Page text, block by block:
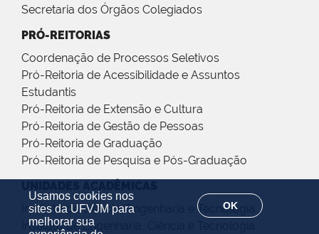
Usamos cookies nos
sites da UFVJM para
melhorar sua
OK
Secretaria dos Órgãos Colegiados
PRÓ-REITORIAS
Coordenação de Processos Seletivos
Pró-Reitoria de Acessibilidade e Assuntos
Estudantis
Pró-Reitoria de Extensão e Cultura
Pró-Reitoria de Gestão de Pessoas
Pró-Reitoria de Graduação
Pró-Reitoria de Pesquisa e Pós-Graduação
Instituto de Ciência, Engenharia e Tecnologia
Instituto de Engenharia, Ciência e Tecnologia